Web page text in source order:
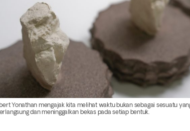
Yonathan mengajak kita melihat waktu bukan sebagai sesuatu
dan meninggalkan bekas pada setiap bentuk.